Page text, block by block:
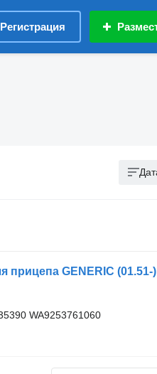
прицепа GENERIC (01.51-)
WA9253761060